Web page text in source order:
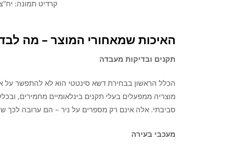
קרדיט תמונה:
האיכות שמאחורי המוצר – מה
תקנים ובדיקות מעבדה
הכלל הראשון בבחירת דשא סינטטי הוא לא להתפשר
סביבתי. אלה אינם רק מספרים על ניר – הם ערובה לכך
מעכבי בעירה